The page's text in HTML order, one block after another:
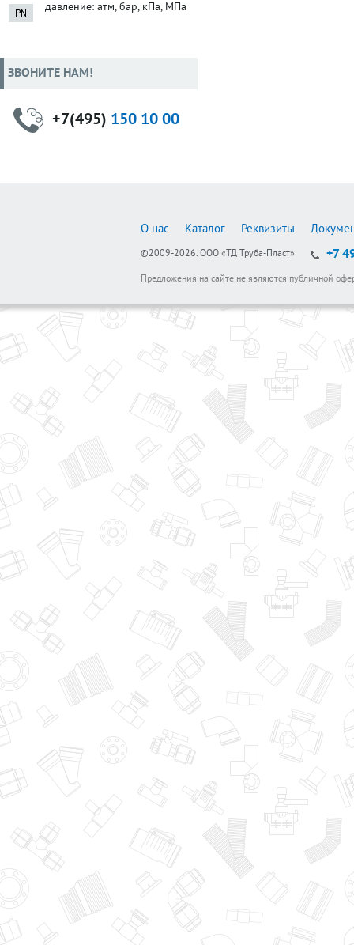
давление: атм, бар, кПа, МПа
ЗВОНИТЕ НАМ!
+7(495) 150 10 00
О нас Каталог Реквизиты
©2009-2026. ООО «ТД Труба-Пласт» +7
Предложения на сайте не являются публичной